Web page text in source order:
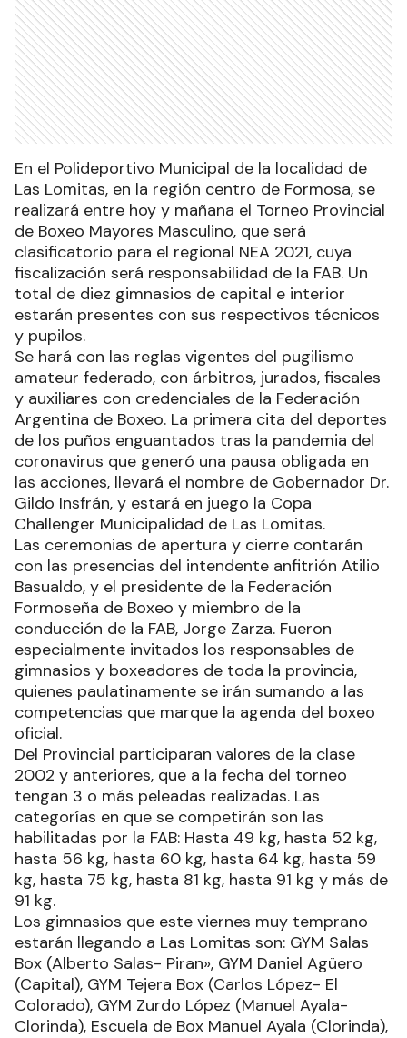
En el Polideportivo Municipal de la localidad de
Las Lomitas, en la región centro de Formosa, se
realizará entre hoy y mañana el Torneo Provincial
de Boxeo Mayores Masculino, que será
clasificatorio para el regional NEA 2021, cuya
fiscalización será responsabilidad de la FAB. Un
total de diez gimnasios de capital e interior
estarán presentes con sus respectivos técnicos
y pupilos.
Se hará con las reglas vigentes del pugilismo
amateur federado, con árbitros, jurados, fiscales
y auxiliares con credenciales de la Federación
Argentina de Boxeo. La primera cita del deportes
de los puños enguantados tras la pandemia del
coronavirus que generó una pausa obligada en
las acciones, llevará el nombre de Gobernador Dr.
Gildo Insfrán, y estará en juego la Copa
Challenger Municipalidad de Las Lomitas.
Las ceremonias de apertura y cierre contarán
con las presencias del intendente anfitrión Atilio
Basualdo, y el presidente de la Federación
Formoseña de Boxeo y miembro de la
conducción de la FAB, Jorge Zarza. Fueron
especialmente invitados los responsables de
gimnasios y boxeadores de toda la provincia,
quienes paulatinamente se irán sumando a las
competencias que marque la agenda del boxeo
oficial.
Del Provincial participaran valores de la clase
2002 y anteriores, que a la fecha del torneo
tengan 3 o más peleadas realizadas. Las
categorías en que se competirán son las
habilitadas por la FAB: Hasta 49 kg, hasta 52 kg,
hasta 56 kg, hasta 60 kg, hasta 64 kg, hasta 59
kg, hasta 75 kg, hasta 81 kg, hasta 91 kg y más de
91 kg.
Los gimnasios que este viernes muy temprano
estarán llegando a Las Lomitas son: GYM Salas
Box (Alberto Salas- Piran», GYM Daniel Agüero
(Capital), GYM Tejera Box (Carlos López- El
Colorado), GYM Zurdo López (Manuel Ayala-
Clorinda), Escuela de Box Manuel Ayala (Clorinda),